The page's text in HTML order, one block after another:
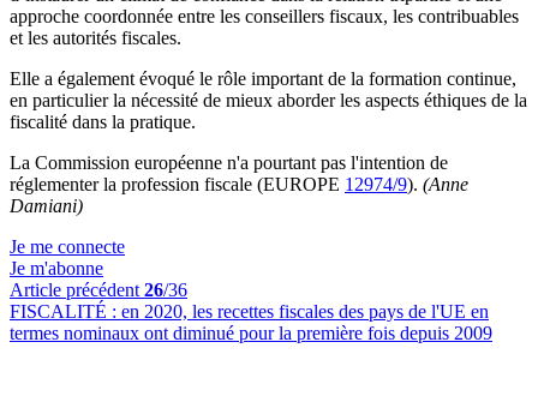
approche coordonnée entre les conseillers fiscaux, les contribuables
et les autorités fiscales.
Elle a également évoqué le rôle important de la formation continue,
en particulier la nécessité de mieux aborder les aspects éthiques de la
fiscalité dans la pratique.
La Commission européenne n'a pourtant pas l'intention de
réglementer la profession fiscale (EUROPE 12974/9). (Anne
Damiani)
Je me connecte
Je m'abonne
Article précédent 26/36
FISCALITÉ : en 2020, les recettes fiscales des pays de l'UE en
termes nominaux ont diminué pour la première fois depuis 2009